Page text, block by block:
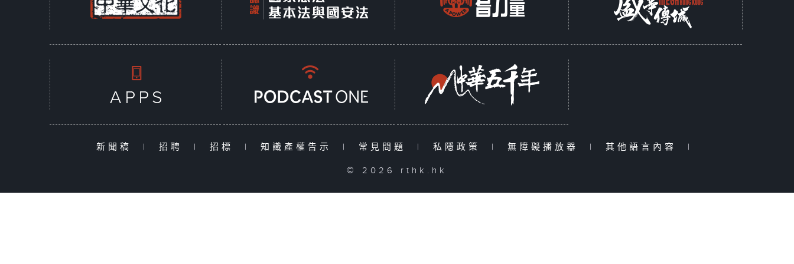
新聞稿 | 招聘 | 招標 | 知識產權告示 | 常見問題 | 私隱政策 | 無障礙播放器 | 其他語言內容 |
© 2026 rthk.hk